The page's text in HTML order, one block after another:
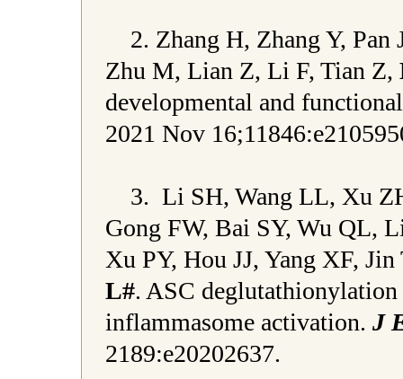
2. Zhang H, Zhang Y,
Zhu M, Lian Z, Li F, Tian Z,
developmental and
2021 Nov
3. Li SH, Wang LL, Xu
Gong FW, Bai SY, Wu QL,
Xu PY, Hou JJ, Yang XF,
L#. ASC
inflammasome activation. J
2189:e20202637.